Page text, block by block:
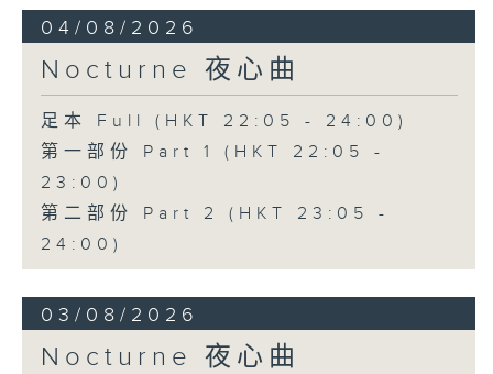
04/08/2026
Nocturne 夜心曲
足本 Full (HKT 22:05 - 24:00)
第一部份 Part 1 (HKT 22:05 -
23:00)
第二部份 Part 2 (HKT 23:05 -
24:00)
03/08/2026
Nocturne 夜心曲